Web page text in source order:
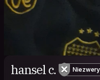
hansel c.